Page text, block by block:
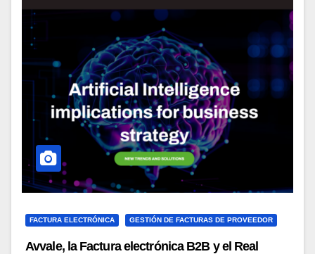
FACTURA ELECTRÓNICA GESTIÓN DE FACTURAS DE PROVEEDOR
Avvale, la Factura electrónica B2B y el Real